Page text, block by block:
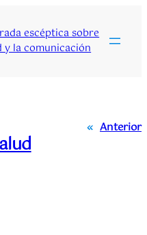
escéptica sobre
y la comunicación
« Anterior